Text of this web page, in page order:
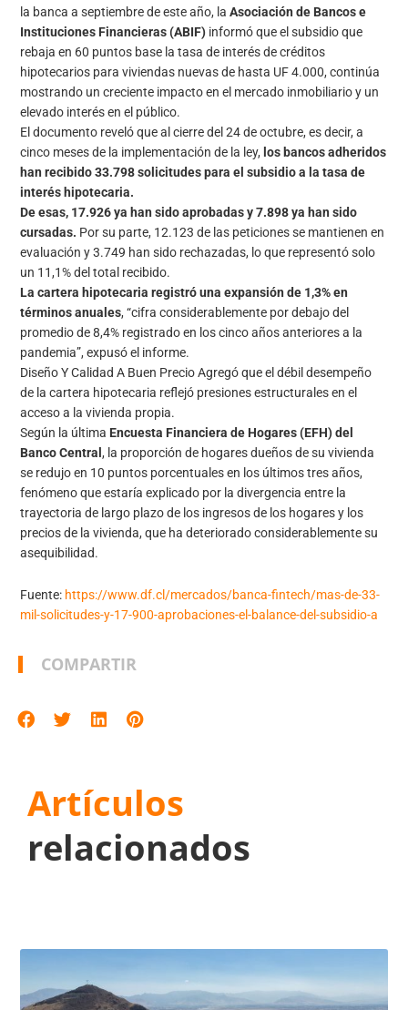
la banca a septiembre de este año, laAsociación de Bancos e
Instituciones Financieras (ABIF) informó que el subsidio que
rebaja en 60 puntos base la tasa de interés de créditos
hipotecarios para viviendas nuevas de hasta UF 4.000, continúa
mostrando un creciente impacto en el mercado inmobiliario y un
elevado interés en el público.
El documento reveló que al cierre del 24 de octubre, es decir, a
cinco meses de la implementación de la ley, los bancos adheridos
han recibido 33.798 solicitudes para el subsidio a la tasa de
interés hipotecaria.
De esas, 17.926 ya han sido aprobadas y 7.898 ya han sido
cursadas. Por su parte, 12.123 de las peticiones se mantienen en
evaluación y 3.749 han sido rechazadas, lo que representó solo
un 11,1% del total recibido.
La cartera hipotecaria registró una expansión de 1,3% en
términos anuales, “cifra considerablemente por debajo del
promedio de 8,4% registrado en los cinco años anteriores a la
pandemia”, expusó el informe.
Diseño Y Calidad A Buen Precio Agregó que el débil desempeño
de la cartera hipotecaria reflejó presiones estructurales en el
acceso a la vivienda propia.
Según la última Encuesta Financiera de Hogares (EFH) del
Banco Central, la proporción de hogares dueños de su vivienda
se redujo en 10 puntos porcentuales en los últimos tres años,
fenómeno que estaría explicado por la divergencia entre la
trayectoria de largo plazo de los ingresos de los hogares y los
precios de la vivienda, que ha deteriorado considerablemente su
asequibilidad.
Fuente: https://www.df.cl/mercados/banca-fintech/mas-de-33-
mil-solicitudes-y-17-900-aprobaciones-el-balance-del-subsidio-a
COMPARTIR
Artículos
relacionados